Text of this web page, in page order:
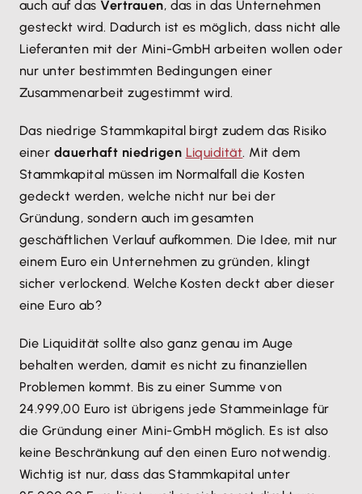
auch auf das Vertrauen, das in das Unternehmen
gesteckt wird. Dadurch ist es möglich, dass nicht alle
Lieferanten mit der Mini-GmbH arbeiten wollen oder
nur unter bestimmten Bedingungen einer
Zusammenarbeit zugestimmt wird.
Das niedrige Stammkapital birgt zudem das Risiko
einer dauerhaft niedrigen Liquidität. Mit dem
Stammkapital müssen im Normalfall die Kosten
gedeckt werden, welche nicht nur bei der
Gründung, sondern auch im gesamten
geschäftlichen Verlauf aufkommen. Die Idee, mit nur
einem Euro ein Unternehmen zu gründen, klingt
sicher verlockend. Welche Kosten deckt aber dieser
eine Euro ab?
Die Liquidität sollte also ganz genau im Auge
behalten werden, damit es nicht zu finanziellen
Problemen kommt. Bis zu einer Summe von
24.999,00 Euro ist übrigens jede Stammeinlage für
die Gründung einer Mini-GmbH möglich. Es ist also
keine Beschränkung auf den einen Euro notwendig.
Wichtig ist nur, dass das Stammkapital unter